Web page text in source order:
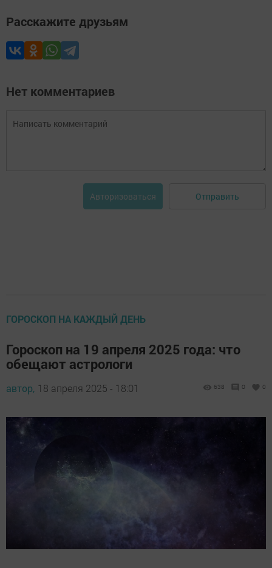
Расскажите друзьям
Нет комментариев
Авторизоваться Отправить
ГОРОСКОП НА КАЖДЫЙ ДЕНЬ
Гороскоп на 19 апреля 2025 года: что
обещают астрологи
автор, 18 апреля 2025 - 18:01 638 0 0